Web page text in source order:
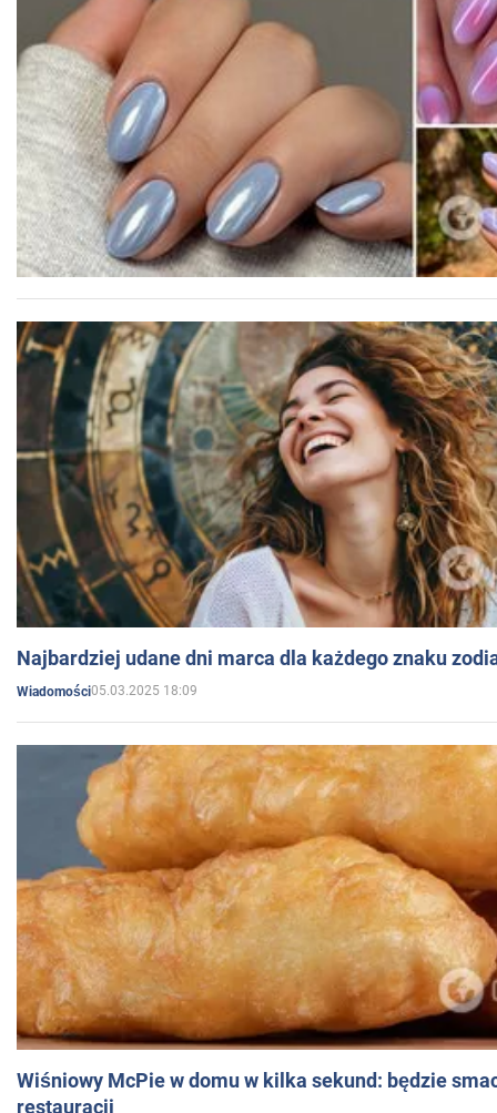
Najbardziej udane dni marca dla każdego znaku
Wiadomości05.03.2025 18:09
Wiśniowy McPie w domu w kilka sekund: będzie
restauracji